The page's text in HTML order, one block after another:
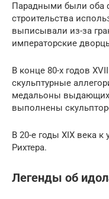
Парадными были оба
строительства
выписывали из-за
императорские
В конце 80-х годов
скульптурные
медальоны
выполнены
В 20-е годы XIX века
Рихтера.
Легенды об